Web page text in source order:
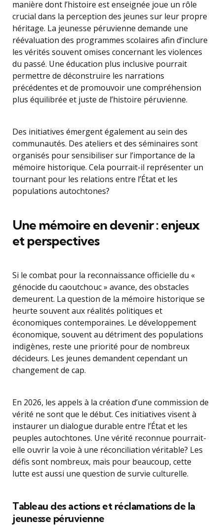
manière dont l’histoire est enseignée joue un rôle
crucial dans la perception des jeunes sur leur propre
héritage. La jeunesse péruvienne demande une
réévaluation des programmes scolaires afin d’inclure
les vérités souvent omises concernant les violences
du passé. Une éducation plus inclusive pourrait
permettre de déconstruire les narrations
précédentes et de promouvoir une compréhension
plus équilibrée et juste de l’histoire péruvienne.
Des initiatives émergent également au sein des
communautés. Des ateliers et des séminaires sont
organisés pour sensibiliser sur l’importance de la
mémoire historique. Cela pourrait-il représenter un
tournant pour les relations entre l’État et les
populations autochtones?
Une mémoire en devenir : enjeux
et perspectives
Si le combat pour la reconnaissance officielle du «
génocide du caoutchouc » avance, des obstacles
demeurent. La question de la mémoire historique se
heurte souvent aux réalités politiques et
économiques contemporaines. Le développement
économique, souvent au détriment des populations
indigènes, reste une priorité pour de nombreux
décideurs. Les jeunes demandent cependant un
changement de cap.
En 2026, les appels à la création d’une commission de
vérité ne sont que le début. Ces initiatives visent à
instaurer un dialogue durable entre l’État et les
peuples autochtones. Une vérité reconnue pourrait-
elle ouvrir la voie à une réconciliation véritable? Les
défis sont nombreux, mais pour beaucoup, cette
lutte est aussi une question de survie culturelle.
Tableau des actions et réclamations de la
jeunesse péruvienne